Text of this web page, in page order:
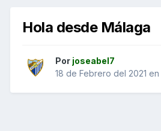
Hola desde Málaga
Por joseabel7
18 de Febrero del 2021 en